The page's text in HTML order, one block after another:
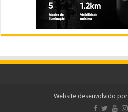
Website desenvolvido por